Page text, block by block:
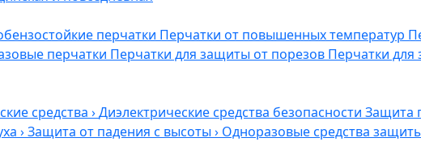
перчатки Перчатки от повышенных температур
перчатки Перчатки для защиты от порезов Перчатки для
средства ›Диэлектрические средства безопасности Защита
›Защита от падения с высоты › Одноразовые средства